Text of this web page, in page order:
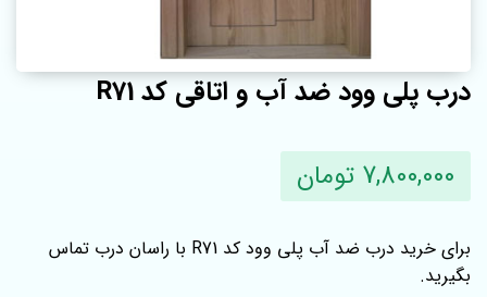
درب پلی وود ضد آب و اتاقی کد R71
7,800,000 تومان
برای خرید درب ضد آب پلی وود کد R71 با راسان درب تماس
بگیرید.